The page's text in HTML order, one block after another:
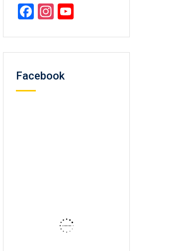
Facebook
Instagram
Facebook